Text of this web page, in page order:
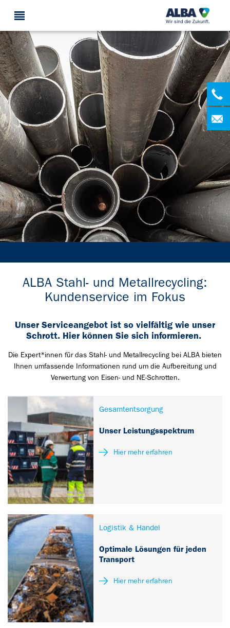
ALBA Stahl- und Metallrecycling:
Kundenservice im Fokus
Unser Serviceangebot ist so vielfältig wie unser
Schrott. Hier können Sie sich informieren.
Die Expert*innen für das Stahl- und Metallrecycling bei ALBA bieten
Ihnen umfassende Informationen rund um die Aufbereitung und
Verwertung von Eisen- und NE-Schrotten.
Gesamtentsorgung
Unser Leistungsspektrum
Hier mehr erfahren
Logistik & Handel
Optimale Lösungen für jeden
Transport
Hier mehr erfahren